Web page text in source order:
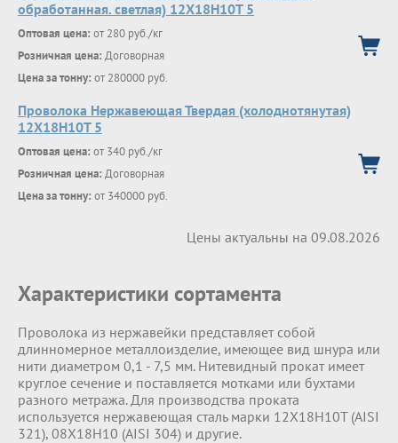
обработанная. светлая) 12Х18Н10Т 5
Оптовая цена: от 280 руб./кг
Розничная цена: Договорная
Цена за тонну: от 280000 руб.
Проволока Нержавеющая Твердая (холоднотянутая)
12Х18Н10Т 5
Оптовая цена: от 340 руб./кг
Розничная цена: Договорная
Цена за тонну: от 340000 руб.
Цены актуальны на 09.08.2026
Характеристики сортамента
Проволока из нержавейки представляет собой
длинномерное металлоизделие, имеющее вид шнура или
нити диаметром 0,1 - 7,5 мм. Нитевидный прокат имеет
круглое сечение и поставляется мотками или бухтами
разного метража. Для производства проката
используется нержавеющая сталь марки 12Х18Н10Т (AISI
321), 08Х18Н10 (AISI 304) и другие.